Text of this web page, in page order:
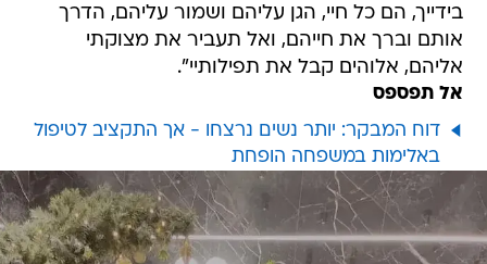
אליהם, אלוהים קבל את תפילותיי".
אל תפספס
דוח המבקר: יותר נשים נרצחו - אך התקציב לטיפול
באלימות במשפחה הופחת